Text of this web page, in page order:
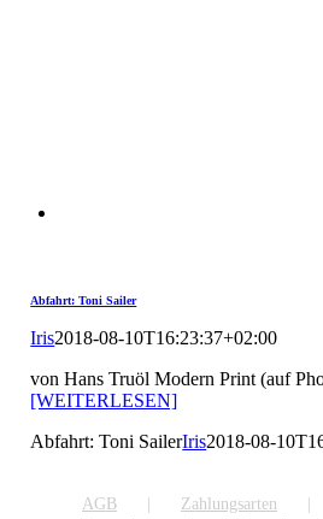
Abfahrt: Toni Sailer
Iris2018-08-10T16:23:37+02:00
von Hans Truöl Modern Print (auf
[WEITERLESEN]
Abfahrt: Toni SailerIris2018-08-
AGB Zahlungsarten